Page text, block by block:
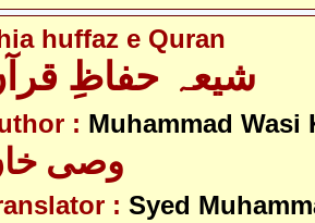
huffaz e Quran
شیعہ حفاظِ
: Muhammad Wasi
وصی
: Syed